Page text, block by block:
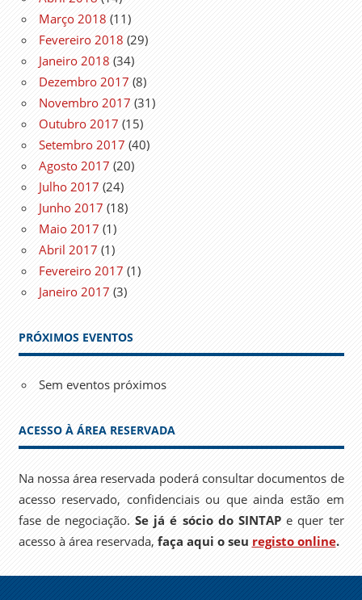
Março 2018 (11)
Fevereiro 2018 (29)
Janeiro 2018 (34)
Dezembro 2017 (8)
Novembro 2017 (31)
Outubro 2017 (15)
Setembro 2017 (40)
Agosto 2017 (20)
Julho 2017 (24)
Junho 2017 (18)
Maio 2017 (1)
Abril 2017 (1)
Fevereiro 2017 (1)
Janeiro 2017 (3)
PRÓXIMOS EVENTOS
Sem eventos próximos
ACESSO À ÁREA RESERVADA
Na nossa área reservada poderá consultar documentos de
acesso reservado, confidenciais ou que ainda estão em
fase de negociação.Se já é sócio do SINTAPe quer ter
acesso à área reservada, faça aqui o seu registo online.